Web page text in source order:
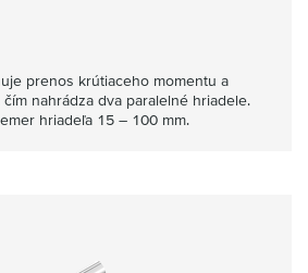
prenos krútiaceho momentu a
nahrádza dva paralelné hriadele.
hriadeľa 15 – 100 mm.